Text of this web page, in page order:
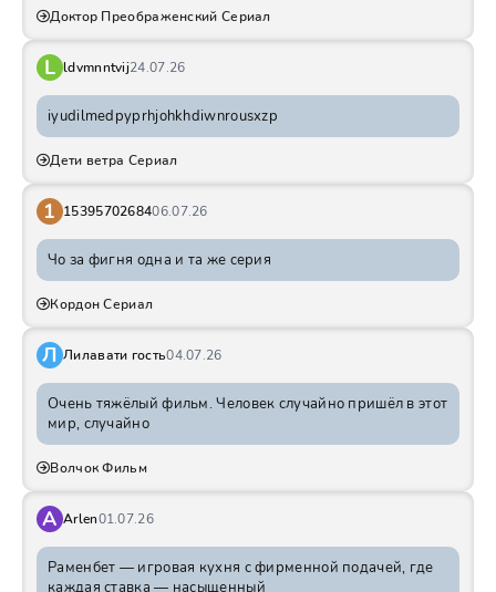
Доктор Преображенский Сериал
L ldvmnntvij24.07.26
iyudilmedpyprhjohkhdiwnrousxzp
Дети ветра Сериал
1 1539570268406.07.26
Чо за фигня одна и та же серия
Кордон Сериал
Л Лилавати гость04.07.26
Очень тяжёлый фильм. Человек случайно пришёл в этот
мир, случайно
Волчок Фильм
A Arlen01.07.26
Раменбет — игровая кухня с фирменной подачей, где
каждая ставка — насыщенный